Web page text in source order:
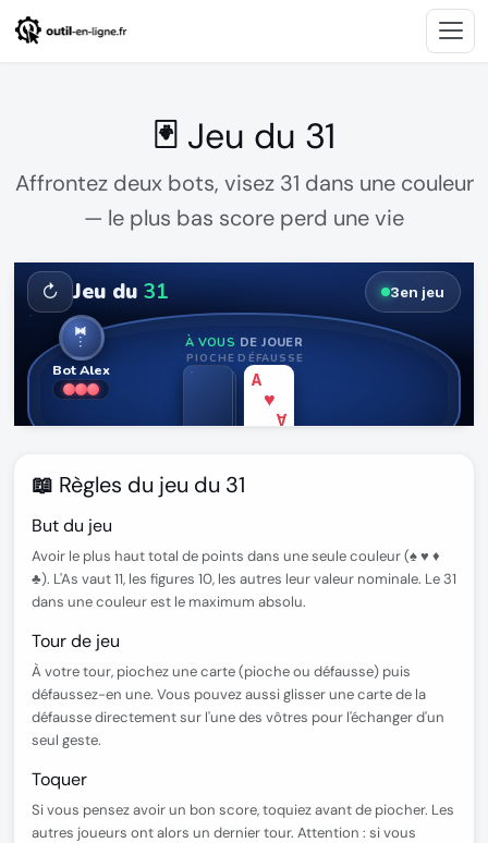
🃏 Jeu du 31
Affrontez deux bots, visez 31 dans une couleur
— le plus bas score perd une vie
📖 Règles du jeu du 31
But du jeu
Avoir le plus haut total de points dans une seule couleur(♠ ♥ ♦
♣). L'As vaut 11, les figures 10, les autres leur valeur nominale. Le 31
dans une couleur est le maximum absolu.
Tour de jeu
À votre tour, piochez une carte (pioche ou défausse) puis
défaussez-en une. Vous pouvez aussiglisser une carte de la
défausse directement sur l'une des vôtres pour l'échanger d'un
seul geste.
Toquer
Si vous pensez avoir un bon score, toquiez avant de piocher. Les
autres joueurs ont alors un dernier tour. Attention : si vous